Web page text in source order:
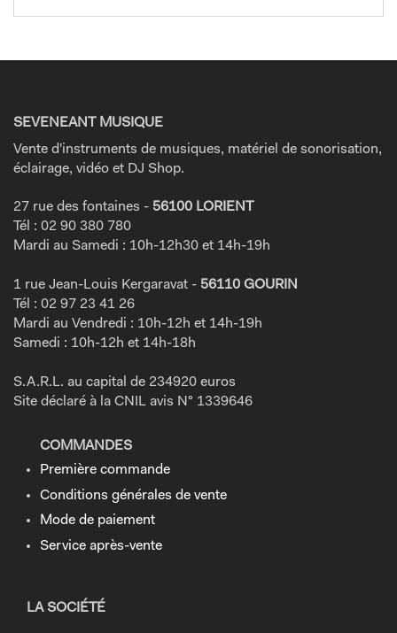
SEVENEANT MUSIQUE
Vente d'instruments de musiques, matériel de sonorisation,
éclairage, vidéo et DJ Shop.
27 rue des fontaines - 56100 LORIENT
Tél : 02 90 380 780
Mardi au Samedi : 10h-12h30 et 14h-19h
1 rue Jean-Louis Kergaravat - 56110 GOURIN
Tél : 02 97 23 41 26
Mardi au Vendredi : 10h-12h et 14h-19h
Samedi : 10h-12h et 14h-18h
S.A.R.L. au capital de 234920 euros
Site déclaré à la CNIL avis N° 1339646
COMMANDES
Première commande
Conditions générales de vente
Mode de paiement
Service après-vente
LA SOCIÉTÉ